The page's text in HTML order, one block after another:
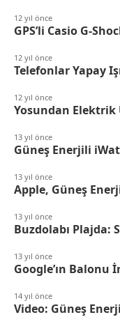
12 yıl önce
GPS’li Casio G-
12 yıl önce
Telefonlar Yapay
12 yıl önce
Yosundan
13 yıl önce
Güneş Enerjili
13 yıl önce
Apple, Güneş
13 yıl önce
Buzdolabı Plajda:
13 yıl önce
Google’ın Balonu
14 yıl önce
Video: Güneş